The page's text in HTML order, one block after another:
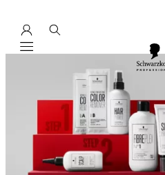
Mobile navigation